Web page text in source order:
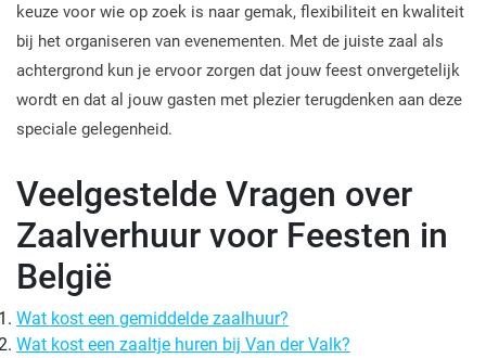
keuze voor wie op zoek is naar gemak, flexibiliteit en kwaliteit
bij het organiseren van evenementen. Met de juiste zaal als
achtergrond kun je ervoor zorgen dat jouw feest onvergetelijk
wordt en dat al jouw gasten met plezier terugdenken aan deze
speciale gelegenheid.
Veelgestelde Vragen over
Zaalverhuur voor Feesten in
België
Wat kost een gemiddelde zaalhuur?
Wat kost een zaaltje huren bij Van der Valk?